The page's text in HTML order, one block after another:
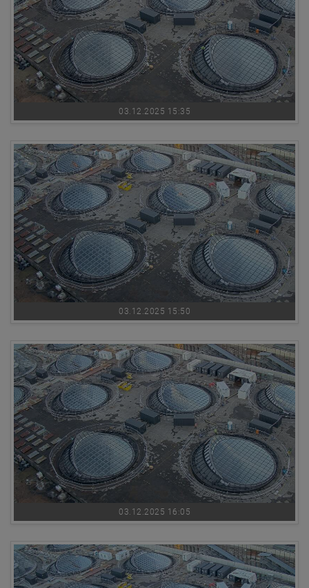
03.12.2025 15:35
03.12.2025 15:50
03.12.2025 16:05